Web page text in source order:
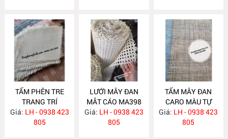
TẤM PHÊN TRE
TRANG TRÍ
MA399
Giá: LH - 0938 423
805
LƯỚI MÂY ĐAN
MẮT CÁO MA398
Giá: LH - 0938 423
805
TẤM MÂY ĐAN
CARO MÀU TỰ
NHIÊN MA397
Giá: LH - 0938 423
805